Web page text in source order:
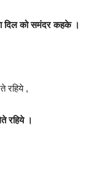
दिल को समंदर कहके ।
रहिये ,
रहिये ।